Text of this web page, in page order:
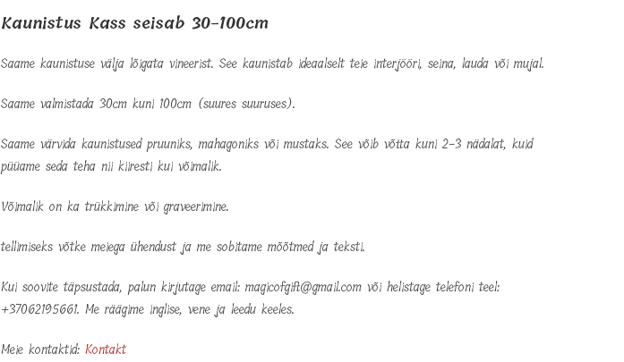
€42.00
Kaunistus Kass seisab 30-100cm
Saame kaunistuse välja lõigata vineerist. See kaunistab ideaalselt teie interjööri, seina, lauda või mujal.
Saame valmistada 30cm kuni 100cm (suures suuruses).
Saame värvida kaunistused pruuniks, mahagoniks või mustaks. See võib võtta kuni 2-3 nädalat, kuid
püüame seda teha nii kiiresti kui võimalik.
Võimalik on ka trükkimine või graveerimine.
tellimiseks võtke meiega ühendust ja me sobitame mõõtmed ja teksti.
Kui soovite täpsustada, palun kirjutage email: magicofgift@gmail.com või helistage telefoni teel:
+37062195661. Me räägime inglise, vene ja leedu keeles.
Meie kontaktid: Kontakt